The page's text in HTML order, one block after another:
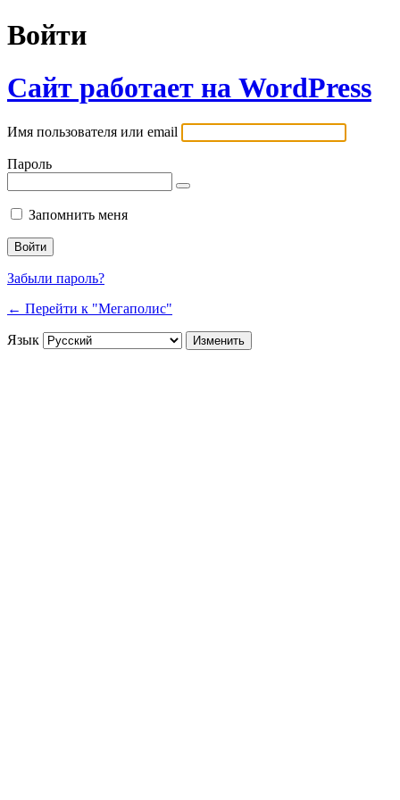
Войти
Сайт работает на WordPress
Имя пользователя или email
Пароль
Запомнить меня
Забыли пароль?
← Перейти к "Мегаполис"
Язык